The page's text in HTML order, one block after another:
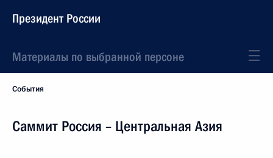
Президент России
Материалы по выбранной персоне
События
Саммит Россия – Центральная Азия